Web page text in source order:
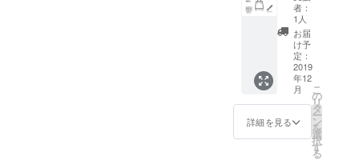
けは、
2019年
12月中
旬の予
定で
す。
12月中
旬の予
定で
す。
あなた
のお名
前をク
レジッ
トいた
します
（掲載
順は、
となり
ます。
選択で
きます
が、為
書き有
りの場
合は、
必ず備
考欄に
ご希望
のお名
裏剣1本
著者
ふたり
が感謝
の意を
込めて
直筆で
書いた
お礼状
を複写
巻末お
名前ク
レジッ
ト ・書
籍3部
・著者
両氏の
直筆サ
イン ・
出版記
念限定
者：
1人
お届
け予
定：
2019
年12
月
詳細を見る
こ
の
リ
タ
ー
ン
を
選
択
す
る